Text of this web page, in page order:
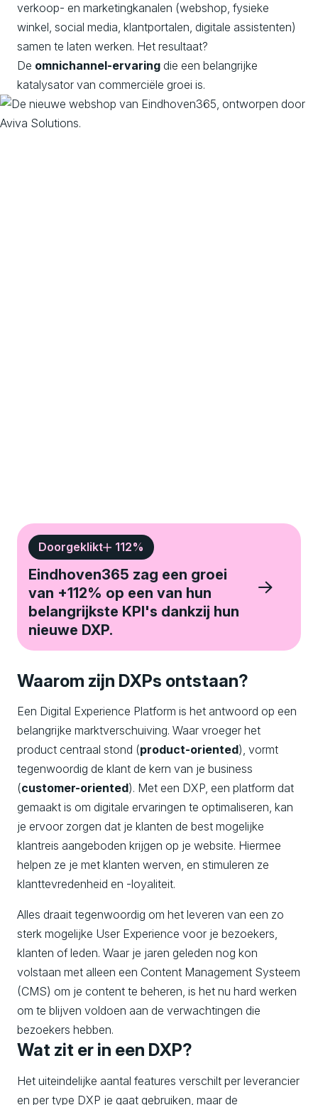
verkoop- en marketingkanalen (webshop, fysieke
winkel, social media, klantportalen, digitale assistenten)
samen te laten werken. Het resultaat?
De omnichannel-ervaring die een belangrijke
katalysator van commerciële groei is.
Doorgeklikt 112%
Eindhoven365 zag een groei
van +112% op een van hun
belangrijkste KPI's dankzij hun
nieuwe DXP.
Waarom zijn DXPs ontstaan?
Een Digital Experience Platform is het antwoord op een
belangrijke marktverschuiving. Waar vroeger het
product centraal stond (product-oriented), vormt
tegenwoordig de klant de kern van je business
(customer-oriented). Met een DXP, een platform dat
gemaakt is om digitale ervaringen te optimaliseren, kan
je ervoor zorgen dat je klanten de best mogelijke
klantreis aangeboden krijgen op je website. Hiermee
helpen ze je met klanten werven, en stimuleren ze
klanttevredenheid en -loyaliteit.
Alles draait tegenwoordig om het leveren van een zo
sterk mogelijke User Experience voor je bezoekers,
klanten of leden. Waar je jaren geleden nog kon
volstaan met alleen een Content Management Systeem
(CMS) om je content te beheren, is het nu hard werken
om te blijven voldoen aan de verwachtingen die
bezoekers hebben.
Wat zit er in een DXP?
Het uiteindelijke aantal features verschilt per leverancier
en per type DXP je gaat gebruiken, maar de